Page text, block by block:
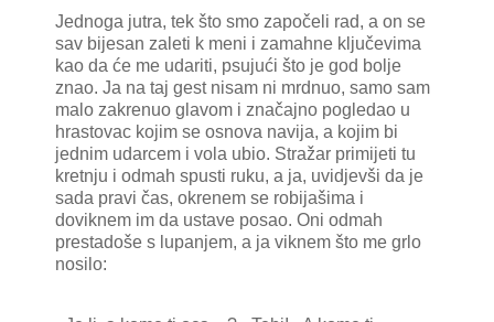
Jednoga jutra, tek što smo započeli rad, a on se
sav bijesan zaleti k meni i zamahne ključevima
kao da će me udariti, psujući što je god bolje
znao. Ja na taj gest nisam ni mrdnuo, samo sam
malo zakrenuo glavom i značajno pogledao u
hrastovac kojim se osnova navija, a kojim bi
jednim udarcem i vola ubio. Stražar primijeti tu
kretnju i odmah spusti ruku, a ja, uvidjevši da je
sada pravi čas, okrenem se robijašima i
doviknem im da ustave posao. Oni odmah
prestadoše s lupanjem, a ja viknem što me grlo
nosilo: